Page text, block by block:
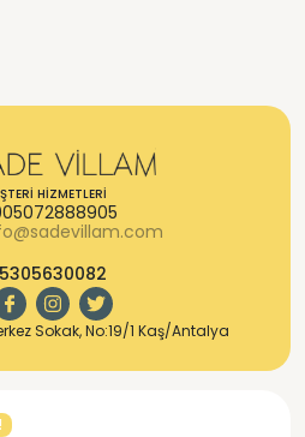
HIZMETLERI
Sokak, No:19/1 Kaş/Antalya